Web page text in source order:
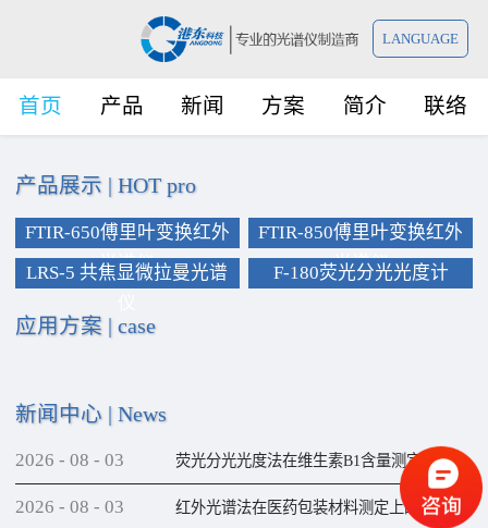
LANGUAGE
首页 产品 新闻 方案 简介 联络
产品展示 HOT pro
FTIR-650傅里叶变换红外
光谱仪
FTIR-850傅里叶变换红外
光谱仪
LRS-5 共焦显微拉曼光谱
F-180荧光分光光度计
应用方案 | case
新闻中心 News
荧光分光光度法在维生素B1含量测定上的应用
2026 - 08 - 03
红外光谱法在医药包装材料测定上的应用
2026 - 08 - 03